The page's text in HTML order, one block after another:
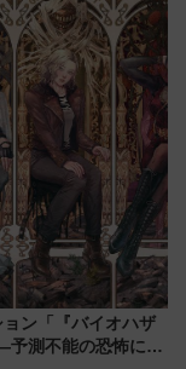
ン「『バイオハザ
測不能の恐怖に泣